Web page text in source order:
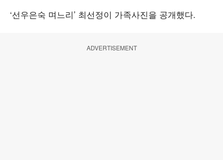
‘선우은숙 며느리’ 최선정이 가족사진을 공개했다.
ADVERTISEMENT